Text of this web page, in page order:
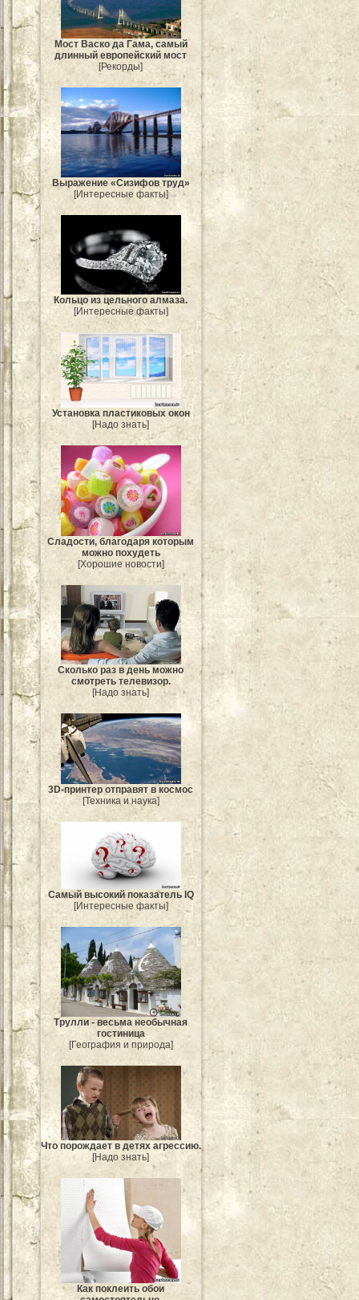
Мост Васко да Гама, самый
длинный европейский мост
[Рекорды]
Выражение «Сизифов труд»
[Интересные факты]
Кольцо из цельного алмаза.
[Интересные факты]
Установка пластиковых окон
[Надо знать]
Сладости, благодаря которым
можно похудеть
[Хорошие новости]
Сколько раз в день можно
смотреть телевизор.
[Надо знать]
3D-принтер отправят в космос
[Техника и наука]
Самый высокий показатель IQ
[Интересные факты]
Трулли - весьма необычная
гостиница
[География и природа]
Что порождает в детях агрессию.
[Надо знать]
Как поклеить обои